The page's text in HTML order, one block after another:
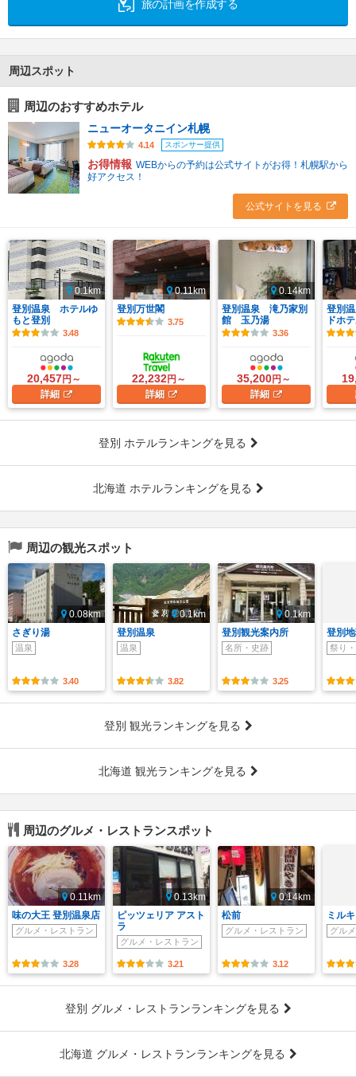
旅の計画を作成する
周辺スポット
周辺のおすすめホテル
ニューオータニイン札幌
4.14 スポンサー提供
お得情報 WEBからの予約は公式サイトがお得！札幌駅から
好アクセス！
公式サイトを見る
0.1km
登別温泉 ホテルゆ
もと登別
3.48
20,457円～
詳細
0.11km
登別万世閣
3.75
22,232円～
詳細
0.14km
登別温泉 滝乃家別
館 玉乃湯
3.36
35,200円～
詳細
登別
ドホ
登別 ホテルランキングを見る
北海道 ホテルランキングを見る
周辺の観光スポット
0.08km
さぎり湯
温泉
3.40
0.1km
登別温泉
温泉
3.82
0.1km
登別観光案内所
名所・史跡
3.25
登別
祭り
登別 観光ランキングを見る
北海道 観光ランキングを見る
周辺のグルメ・レストランスポット
0.11km
味の大王 登別温泉店
グルメ・レストラン
3.28
0.13km
ピッツェリア アスト
ラ
グルメ・レストラン
3.21
0.14km
松前
グルメ・レストラン
3.12
ミル
グル
登別 グルメ・レストランランキングを見る
北海道 グルメ・レストランランキングを見る